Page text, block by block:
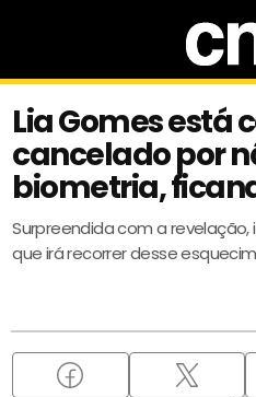
Lia Gomes está
cancelado por
biometria,
Surpreendida com a revelação,
que irá recorrer desse